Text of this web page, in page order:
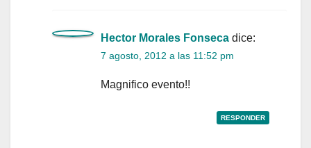
Hector Morales Fonseca dice:
7 agosto, 2012 a las 11:52 pm
Magnifico evento!!
RESPONDER